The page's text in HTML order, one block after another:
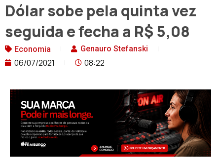
Dólar sobe pela quinta vez
seguida e fecha a R$ 5,08
Economia Genauro Stefanski
06/07/2021 08:22